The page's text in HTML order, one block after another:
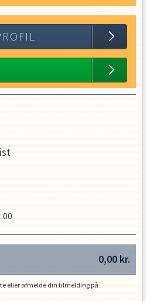
0,00 kr.
eller afmelde din tilmelding på